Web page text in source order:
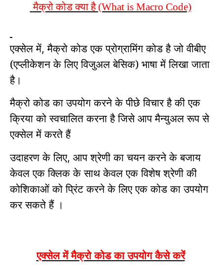
मैक्रो कोड क्या है (What is Macro Code)
एक्सेल में,मैक्रो कोडएक प्रोग्रामिंग कोड है जो वीबीए
(एप्लीकेशन के लिए विजुअल बेसिक) भाषा में लिखा जाता
है।
मैक्रो कोड का उपयोग करने के पीछे विचार है की एक
क्रिया को स्वचालित करना है जिसे आप मैन्युअल रूप से
एक्सेल में करते हैं
उदाहरण के लिए, आप श्रेणी का चयन करने के बजाय
केवल एक क्लिक के साथ केवल एक विशेष श्रेणी की
कोशिकाओं को प्रिंट करने के लिए एक कोड का उपयोग
कर सकते हैं ।
एक्सेल में मैक्रो कोड का उपयोग कैसे करें